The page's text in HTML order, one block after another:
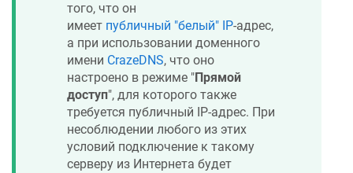
того, что он
имеет публичный "белый" IP-адрес,
а при использовании доменного
имени CrazeDNS, что оно
настроено в режиме "Прямой
доступ", для которого также
требуется публичный IP-адрес. При
несоблюдении любого из этих
условий подключение к такому
серверу из Интернета будет